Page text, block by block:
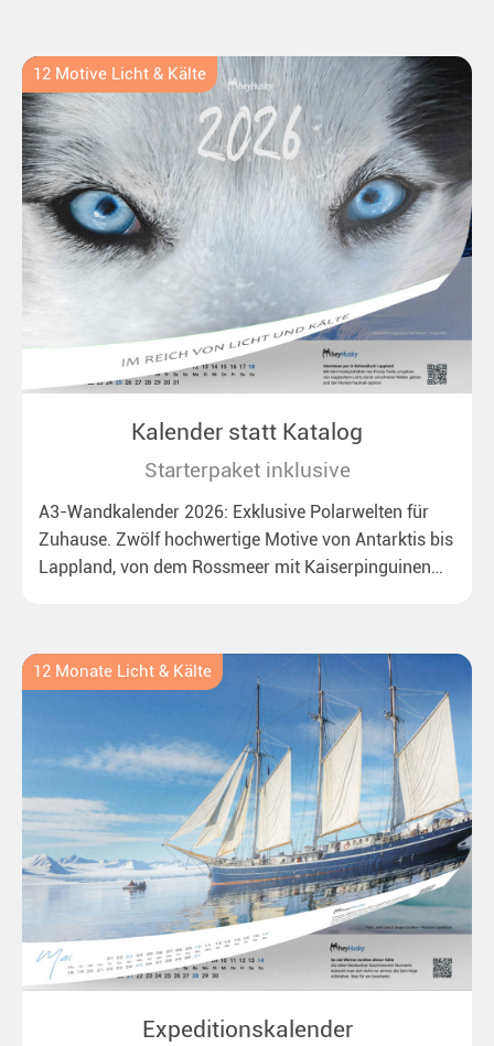
12 Motive Licht & Kälte
Kalender statt Katalog
Starterpaket inklusive
A3-Wandkalender 2026: Exklusive Polarwelten für
Zuhause. Zwölf hochwertige Motive von Antarktis bis
Lappland, von dem Rossmeer mit Kaiserpinguinen
12 Monate Licht & Kälte
Expeditionskalender